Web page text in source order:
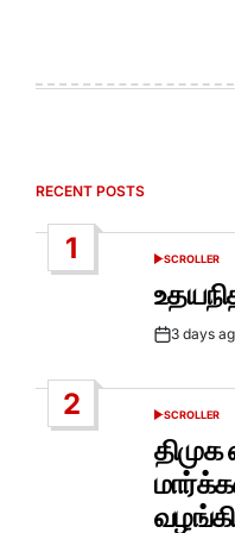
RECENT POSTS
1
POSTED
SCROLLER
Post3 days
2
POSTED
SCROLLER